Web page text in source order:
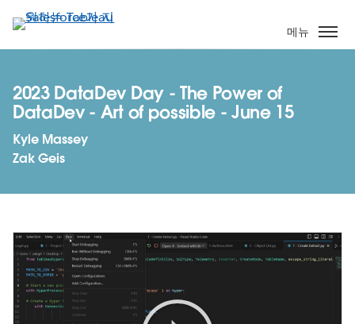
요
콘
뛰
메뉴
2023 DataDev Day - The Power of
DataDev - Art of possible - June 15
Kyle Massey
Zak Geis